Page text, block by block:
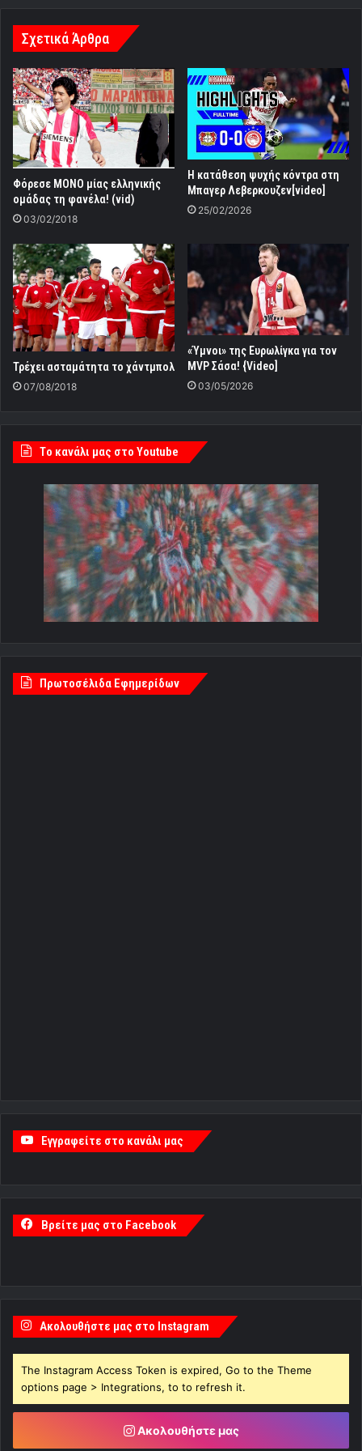
Σχετικά Άρθρα
Φόρεσε ΜΟΝΟ μίας ελληνικής
ομάδας τη φανέλα! (vid)
03/02/2018
Η κατάθεση ψυχής κόντρα στη
Μπαγερ Λεβερκουζεν[video]
25/02/2026
Τρέχει ασταμάτητα το χάντμπολ
07/08/2018
«Ύμνοι» της Ευρωλίγκα για τον
MVP Σάσα! {Video]
03/05/2026
Tο κανάλι μας στο Youtube
Πρωτοσέλιδα Εφημερίδων
Εγγραφείτε στο κανάλι μας
Βρείτε μας στο Facebook
Ακολουθήστε μας στο Instagram
The Instagram Access Token is expired, Go to the Theme
options page > Integrations, to to refresh it.
Ακολουθήστε μας